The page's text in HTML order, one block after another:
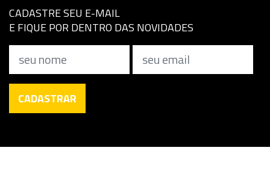
CADASTRE SEU E-MAIL
E FIQUE POR DENTRO DAS NOVIDADES
CADASTRAR